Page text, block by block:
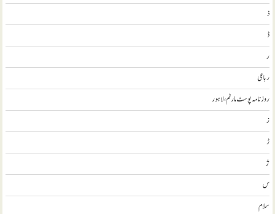
ذ
ڈ
ر
رباعی
روزنامہ پوسٹ مارٹم، لاہور
ز
ڑ
ژ
س
سلام